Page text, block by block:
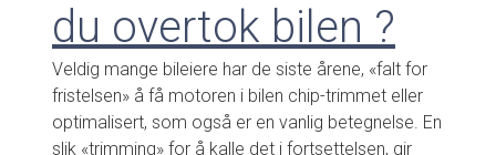
du overtok bilen ?
Veldig mange bileiere har de siste årene, «falt for
fristelsen» å få motoren i bilen chip-trimmet eller
optimalisert, som også er en vanlig betegnelse. En
slik «trimming» for å kalle det i fortsettelsen, gir